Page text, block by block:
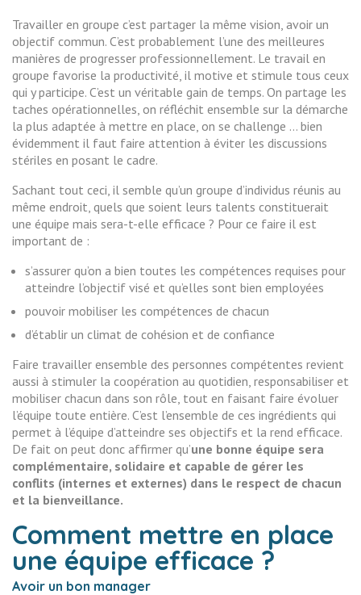
Travailler en groupe c’est partager la même vision, avoir un
objectif commun. C’est probablement l’une des meilleures
manières de progresser professionnellement. Le travail en
groupe favorise la productivité, il motive et stimule tous ceux
qui y participe. C’est un véritable gain de temps. On partage les
taches opérationnelles, on réfléchit ensemble sur la démarche
la plus adaptée à mettre en place, on se challenge … bien
évidemment il faut faire attention à éviter les discussions
stériles en posant le cadre.
Sachant tout ceci, il semble qu’un groupe d’individus réunis au
même endroit, quels que soient leurs talents constituerait
une équipe mais sera-t-elle efficace ? Pour ce faire il est
important de :
s’assurer qu’on a bien toutes les compétences requises pour
atteindre l’objectif visé et qu’elles sont bien employées
pouvoir mobiliser les compétences de chacun
d’établir un climat de cohésion et de confiance
Faire travailler ensemble des personnes compétentes revient
aussi à stimuler la coopération au quotidien, responsabiliser et
mobiliser chacun dans son rôle, tout en faisant faire évoluer
l’équipe toute entière. C’est l’ensemble de ces ingrédients qui
permet à l’équipe d’atteindre ses objectifs et la rend efficace.
De fait on peut donc affirmer qu’une bonne équipe sera
complémentaire, solidaire et capable de gérer les
conflits (internes et externes) dans le respect de chacun
et la bienveillance.
Comment mettre en place
une équipe efficace ?
Avoir un bon manager